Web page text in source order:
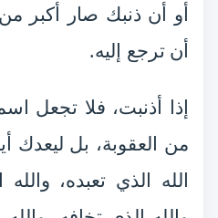
أو أن ذنبك صار أكبر
أن ترجع إليه.
إذا أذنبت، فلا تجعل
من العقوبة، بل ليعدك
الله الذي تعبده،